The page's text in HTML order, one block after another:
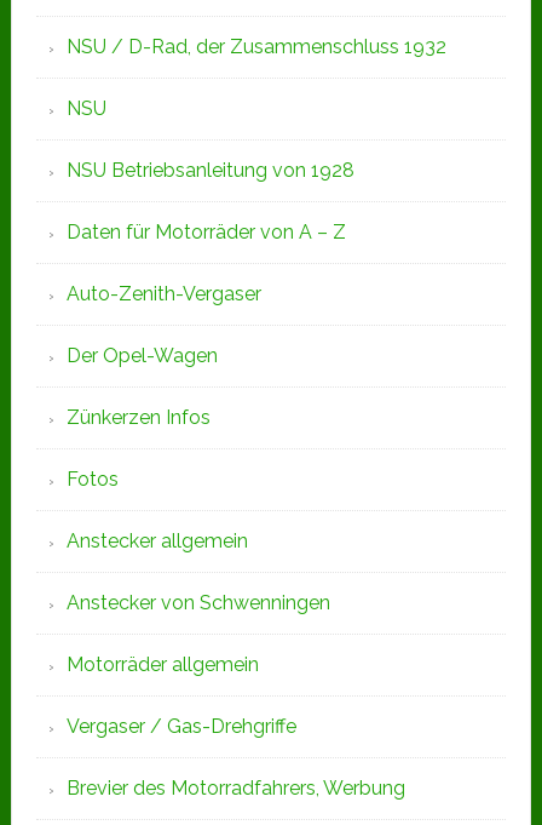
NSU / D-Rad, der Zusammenschluss 1932
NSU
NSU Betriebsanleitung von 1928
Daten für Motorräder von A – Z
Auto-Zenith-Vergaser
Der Opel-Wagen
Zünkerzen Infos
Fotos
Anstecker allgemein
Anstecker von Schwenningen
Motorräder allgemein
Vergaser / Gas-Drehgriffe
Brevier des Motorradfahrers, Werbung